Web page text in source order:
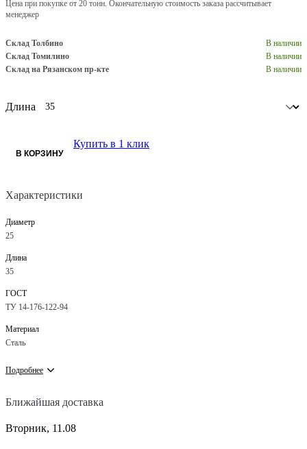
Цена при покупке от 20 тонн. Окончательную стоимость заказа рассчитывает
менеджер
Склад Толбино
В наличии
Склад Томилино
В наличии
Склад на Рязанском пр-кте
В наличии
Длина
В КОРЗИНУ
Купить в 1 клик
Характеристики
Диаметр
25
Длина
35
ГОСТ
ТУ 14-176-122-94
Материал
Сталь
Подробнее
Ближайшая доставка
Вторник, 11.08